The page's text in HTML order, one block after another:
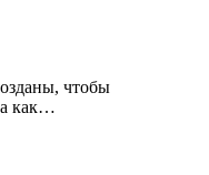
чтобы
как…